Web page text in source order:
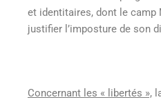
et identitaires, dont le camp
justifier l’imposture de son
Concernant les « libertés »,